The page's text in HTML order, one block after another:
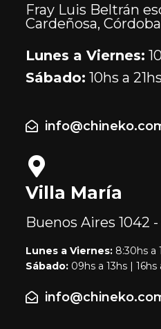
Fray Luis Beltrán
Cardeñosa, Córdoba
Lunes a Viernes:
Sábado: 10hs a 21hs
Villa María
Buenos Aires1042
Lunes a Viernes: 8:30hs a
Sábado: 09hs a 13hs | 16hs